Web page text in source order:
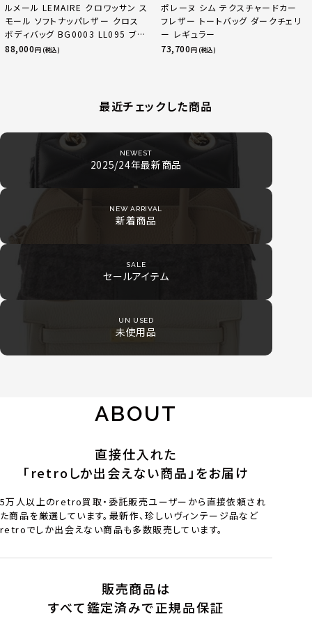
ルメール LEMAIRE クロワッサン ス
モール ソフトナッパレザー クロス
ボディバッグ BG0003 LL095 ブラ
ック
88,000円 (税込)
ポレーヌ シム テクスチャードカー
フレザー トートバッグ ダークチェリ
ー レギュラー
73,700円 (税込)
最近チェックした商品
NEWEST
2025/24年最新商品
NEW ARRIVAL
新着商品
SALE
セールアイテム
UN USED
未使用品
ABOUT
直接仕入れた
「retroしか出会えない商品」をお届け
5万人以上のretro買取・委託販売ユーザーから直接依頼され
た商品を厳選しています。最新作、珍しいヴィンテージ品など
retroでしか出会えない商品も多数販売しています。
販売商品は
すべて鑑定済みで正規品保証